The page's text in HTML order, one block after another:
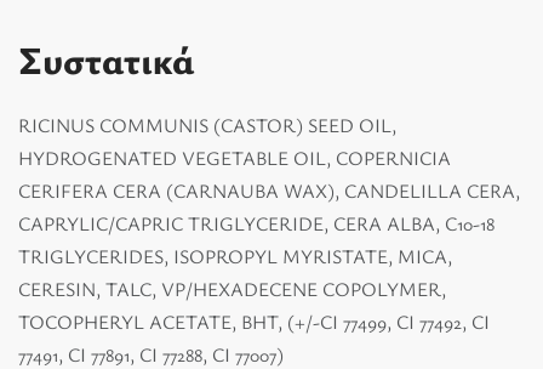
Συστατικά
RICINUS COMMUNIS (CASTOR) SEED OIL,
HYDROGENATED VEGETABLE OIL, COPERNICIA
CERIFERA CERA (CARNAUBA WAX), CANDELILLA CERA,
CAPRYLIC/CAPRIC TRIGLYCERIDE, CERA ALBA, C10-18
TRIGLYCERIDES, ISOPROPYL MYRISTATE, MICA,
CERESIN, TALC, VP/HEXADECENE COPOLYMER,
TOCOPHERYL ACETATE, BHT, (+/-CI 77499, CI 77492, CI
77491, CI 77891, CI 77288, CI 77007)